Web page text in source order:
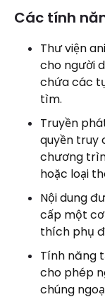
Các tính
Thư viện
cho người
chứa các
tìm.
Truyền
quyền truy
chương
hoặc loại
Nội dung
cấp một
thích phụ
Tính năng
cho phép
chúng